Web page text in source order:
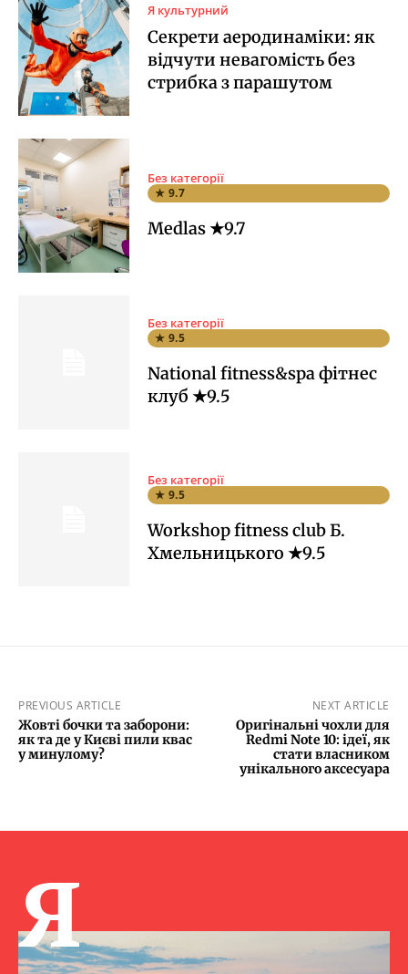
Я культурний
Секрети аеродинаміки: як
відчути невагомість без
стрибка з парашутом
Без категорії
★ 9.7
Medlas ★9.7
Без категорії
★ 9.5
National fitness&spa фітнес
клуб ★9.5
Без категорії
★ 9.5
Workshop fitness club Б.
Хмельницького ★9.5
PREVIOUS ARTICLE
Жовті бочки та заборони:
як та де у Києві пили квас
у минулому?
NEXT ARTICLE
Оригінальні чохли для
Redmi Note 10: ідеї, як
стати власником
унікального аксесуара
Я